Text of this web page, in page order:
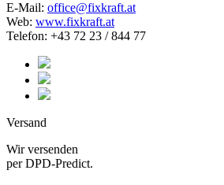
E-Mail: office@fixkraft.at
Web: www.fixkraft.at
Telefon: +43 72 23 / 844 77
Versand
Wir versenden
per DPD-Predict.